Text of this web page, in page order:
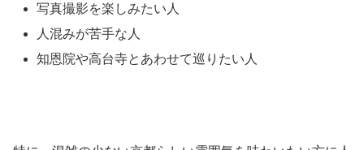
写真撮影を楽しみたい人
人混みが苦手な人
知恩院や高台寺とあわせて巡りたい人